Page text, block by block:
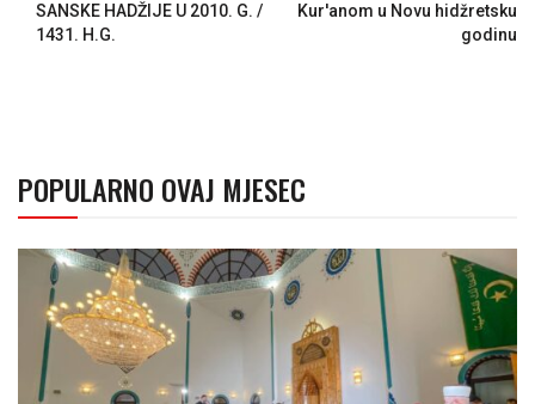
SANSKE HADŽIJE U 2010. G. /
1431. H.G.
Kur'anom u Novu hidžretsku
godinu
POPULARNO OVAJ MJESEC